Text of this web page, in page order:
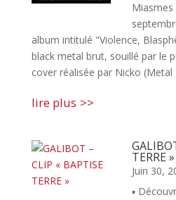
Miasmes
album intitulé "Violence,
black metal brut, souillé par le
cover réalisée par Nicko (Metal
lire plus
TERRE »
Juin 30,
▪